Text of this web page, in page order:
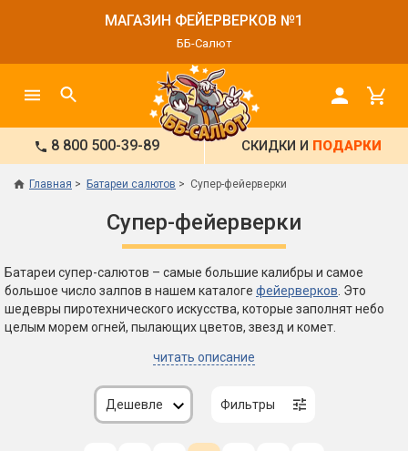
МАГАЗИН ФЕЙЕРВЕРКОВ №1
ББ-Салют
8 800 500-39-89 СКИДКИ И ПОДАРКИ
Главная Батареи салютов Супер-фейерверки
Супер-фейерверки
Батареи супер-салютов – самые большие калибры и самое
большое число залпов в нашем каталоге фейерверков . Это
шедевры пиротехнического искусства, которые заполнят небо
целым морем огней, пылающих цветов, звезд и комет.
читать описание
Дешевле Фильтры